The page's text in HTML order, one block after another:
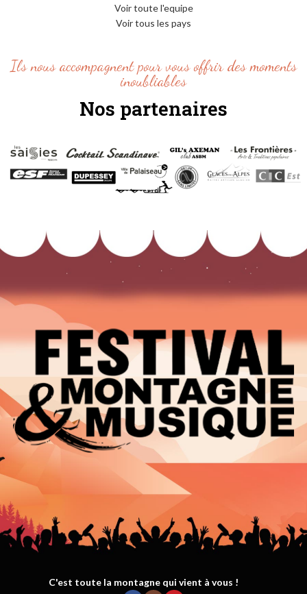
Voir toute l'equipe
Voir tous les pays
Ils nous accompagnent pour vous offrir des moments
inoubliables
Nos partenaires
C'est toute la montagne qui vient à vous !